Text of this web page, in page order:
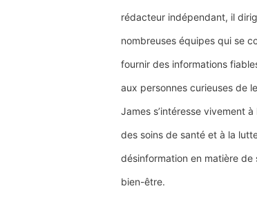
rédacteur indépendant, il
nombreuses équipes qui se
fournir des informations
aux personnes curieuses de
James s’intéresse vivement à
des soins de santé et à la
désinformation en matière de
bien-être.